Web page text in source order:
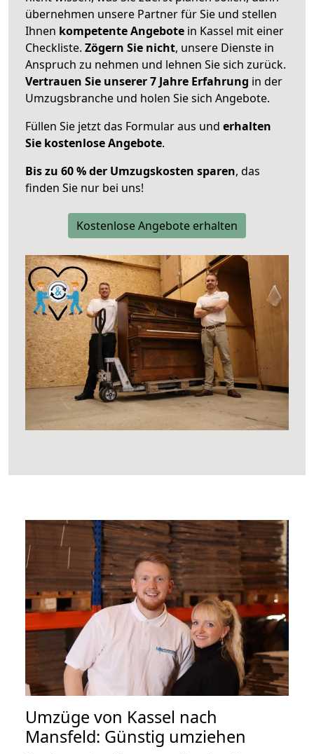
übernehmen unsere Partner für Sie und stellen
Ihnen kompetente Angebote in Kassel mit einer
Checkliste. Zögern Sie nicht, unsere Dienste in
Anspruch zu nehmen und lehnen Sie sich zurück.
Vertrauen Sie unserer 7 Jahre Erfahrung in der
Umzugsbranche und holen Sie sich Angebote.
Füllen Sie jetzt das Formular aus und erhalten
Sie kostenlose Angebote.
Bis zu 60 % der Umzugskosten sparen, das
finden Sie nur bei uns!
Kostenlose Angebote erhalten
Umzüge von Kassel nach
Mansfeld: Günstig umziehen